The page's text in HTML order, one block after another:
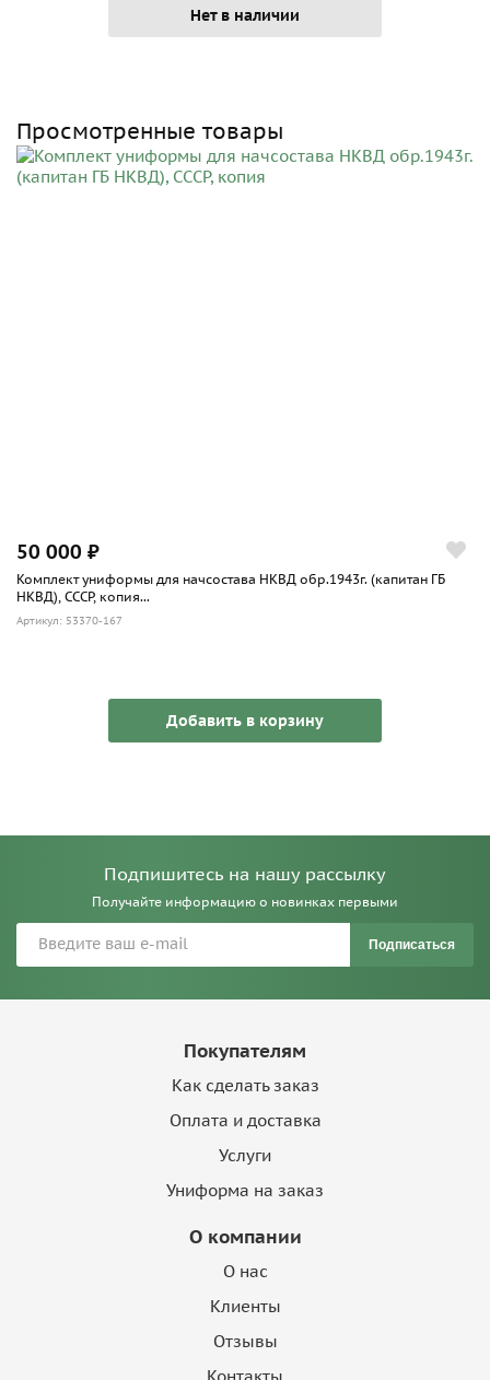
Нет в наличии
Просмотренные товары
50 000 ₽
Комплект униформы для начсостава НКВД обр.1943г. (капитан ГБ
НКВД), СССР, копия...
Артикул: 53370-167
Добавить в корзину
Подпишитесь на нашу рассылку
Получайте информацию о новинках первыми
Подписаться
Покупателям
Как сделать заказ
Оплата и доставка
Услуги
Униформа на заказ
О компании
О нас
Клиенты
Отзывы